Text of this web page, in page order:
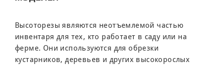
Высоторезы являются неотъемлемой частью
инвентаря для тех, кто работает в саду или на
ферме. Они используются для обрезки
кустарников, деревьев и других высокорослых